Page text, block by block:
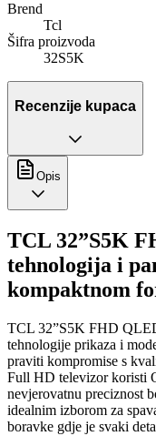
Brend
Tcl
Šifra proizvoda
32S5K
Recenzije kupaca
Opis
TCL 32”S5K
tehnologija i
kompaktnom
TCL 32”S5K FHD
tehnologije prikaza i
praviti kompromise s
Full HD televizor koristi
nevjerovatnu preciznost
idealnim izborom za
boravke gdje je svaki